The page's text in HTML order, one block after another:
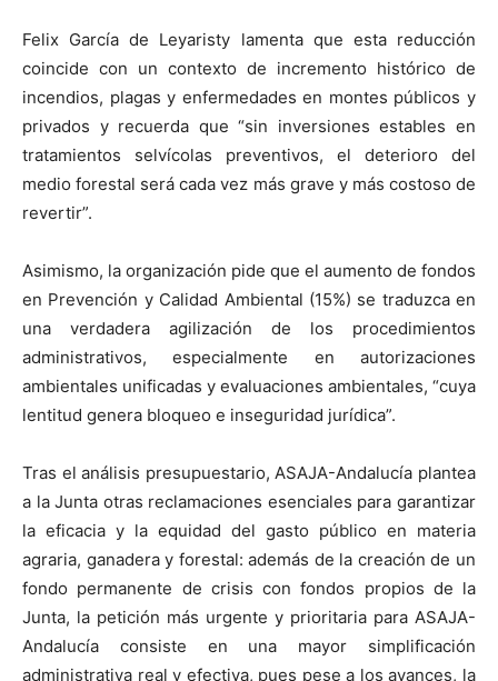
Felix García de Leyaristy lamenta que esta reducción
coincide con un contexto de incremento histórico de
incendios, plagas y enfermedades en montes públicos y
privados y recuerda que “sin inversiones estables en
tratamientos selvícolas preventivos, el deterioro del
medio forestal será cada vez más grave y más costoso de
revertir”.
Asimismo, la organización pide que el aumento de fondos
en Prevención y Calidad Ambiental (15%) se traduzca en
una verdadera agilización de los procedimientos
administrativos, especialmente en autorizaciones
ambientales unificadas y evaluaciones ambientales, “cuya
lentitud genera bloqueo e inseguridad jurídica”.
Tras el análisis presupuestario, ASAJA-Andalucía plantea
a la Junta otras reclamaciones esenciales para garantizar
la eficacia y la equidad del gasto público en materia
agraria, ganadera y forestal: además de la creación de un
fondo permanente de crisis con fondos propios de la
Junta, la petición más urgente y prioritaria para ASAJA-
Andalucía consiste en una mayor simplificación
administrativa real y efectiva, pues pese a los avances, la